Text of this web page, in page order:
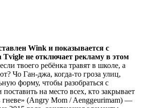
Wink и показывается с
не отключает рекламу в этом
твоего ребёнка травят в школе, а
Чо Ган-джа, когда-то гроза улиц,
форму, чтобы разобраться с
на место всех, кто закрывает
гневе» (Angry Mom / Aenggeurimam) —